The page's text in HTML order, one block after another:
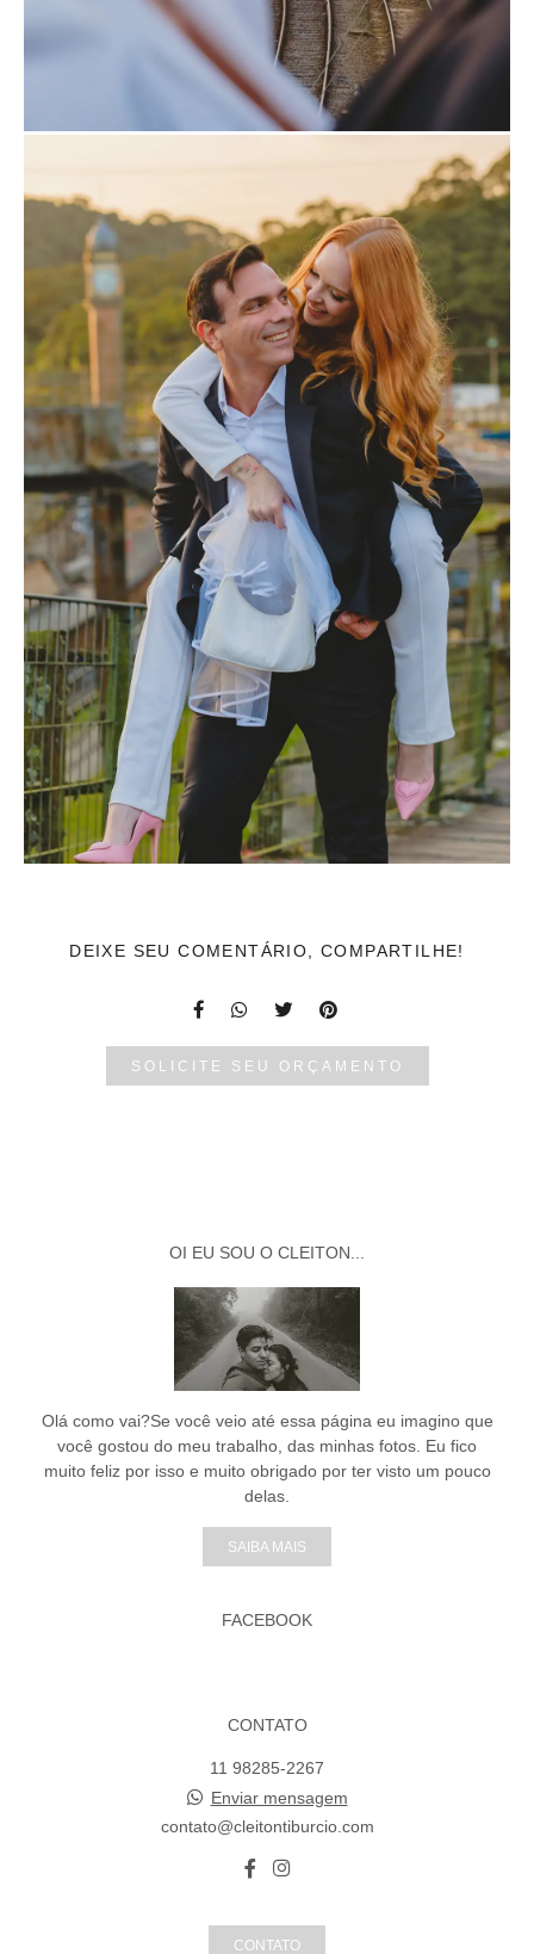
DEIXE SEU COMENTÁRIO, COMPARTILHE!
SOLICITE SEU ORÇAMENTO
OI EU SOU O CLEITON...
Olá como vai?Se você veio até essa página eu imagino que
você gostou do meu trabalho, das minhas fotos. Eu fico
muito feliz por isso e muito obrigado por ter visto um pouco
delas.
SAIBA MAIS
FACEBOOK
CONTATO
11 98285-2267
Enviar mensagem
contato@cleitontiburcio.com
CONTATO